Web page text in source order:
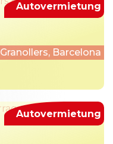
Granollers, Barcelona
Autovermietung
Autovermietung